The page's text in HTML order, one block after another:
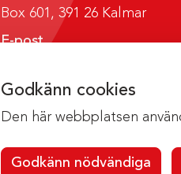
Godkänn cookies
Den här webbplatsen
Godkänn nödvändiga
Box 601, 391 26 Kalmar
E-post